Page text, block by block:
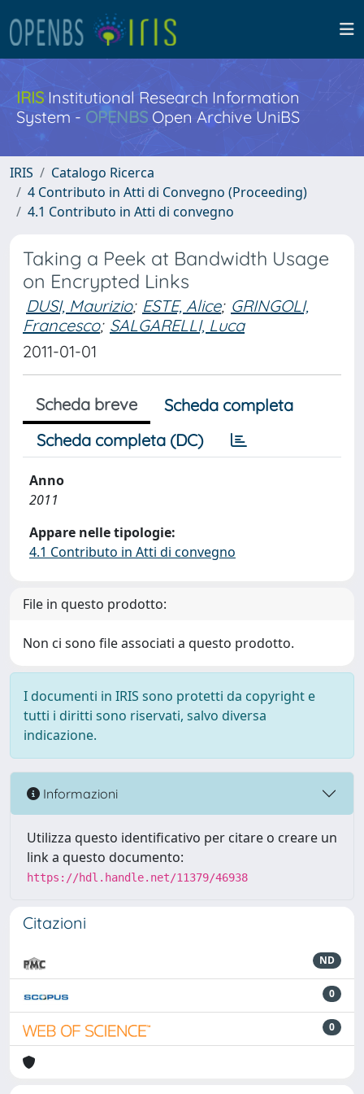
IRISInstitutional Research Information
System - OPENBS Open Archive UniBS
IRIS
Catalogo Ricerca
4 Contributo in Atti di Convegno (Proceeding)
4.1 Contributo in Atti di convegno
Taking a Peek at Bandwidth Usage
on Encrypted Links
DUSI, Maurizio; ESTE, Alice; GRINGOLI,
Francesco; SALGARELLI, Luca
2011-01-01
Scheda breve
Scheda completa
Scheda completa (DC)
Anno
2011
Appare nelle tipologie:
4.1 Contributo in Atti di convegno
File in questo prodotto:
Non ci sono file associati a questo prodotto.
I documenti in IRIS sono protetti da copyright e
tutti i diritti sono riservati, salvo diversa
indicazione.
Informazioni
Utilizza questo identificativo per citare o creare un
link a questo documento:
https://hdl.handle.net/11379/46938
Citazioni
ND
0
0